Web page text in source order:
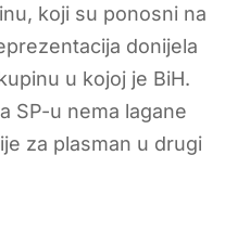
koji su ponosni na
donijela
u kojoj je BiH.
SP-u nema lagane
za plasman u drugi